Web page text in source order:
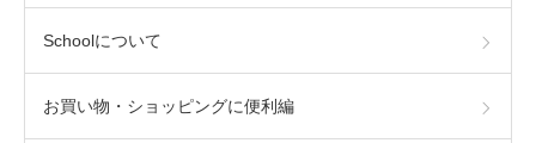
Schoolについて
お買い物・ショッピングに便利編